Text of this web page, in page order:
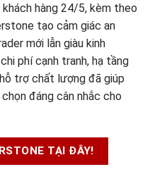
hàng 24/5, kèm theo
tạo cảm giác an
mới lẫn giàu kinh
phí cạnh tranh, hạ tầng
trợ chất lượng đã giúp
đáng cân nhắc cho
TẠI ĐÂY!